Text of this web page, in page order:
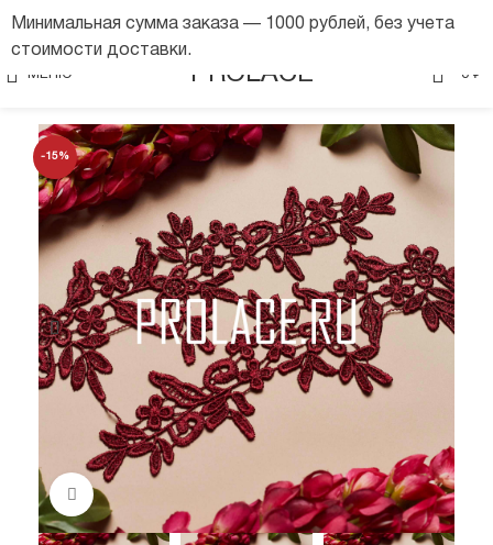
МЕНЮ PROLACE 0 ₽
-15%
Нажмите, чтобы увеличить
Минимальная сумма заказа — 1000 рублей, без учета
стоимости доставки.